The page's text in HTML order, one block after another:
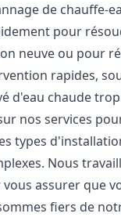
de chauffe-
pour
neuve ou pour
rapides,
d'eau chaude
nos services
types
Nous
assurer que
fiers de